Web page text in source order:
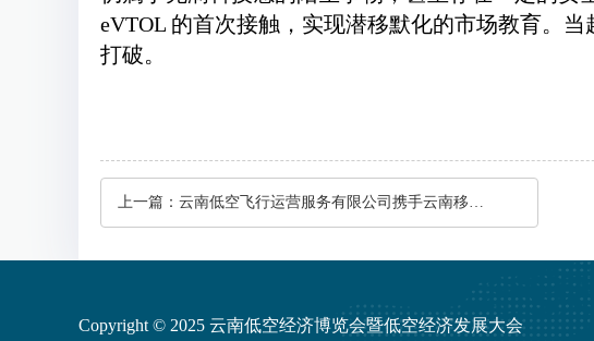
eVTOL 的首次接触，实现潜移默化的市场教育。
打破。
上一篇： 云南低空飞行运营服务有限公司携手云南移动共筑低空经济数字底座
Copyright © 2025 云南低空经济博览会暨低空经济发展大会